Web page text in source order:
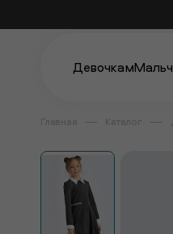
Девочкам
Главная Каталог